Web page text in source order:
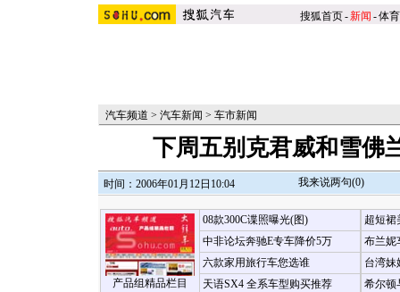
搜狐首页-新闻 -体育
汽车频道 > 汽车新闻 > 车市新闻
下周五别克君威和雪佛
时间：2006年01月12日10:04 我来说两句(0)
产品组精品栏目
08款300C谍照曝光(图)
中非论坛奔驰E专车降价5万
六款家用旅行车您选谁
天语SX4 全系车型购买推荐
超短裙
布兰妮
台湾妹
希尔顿